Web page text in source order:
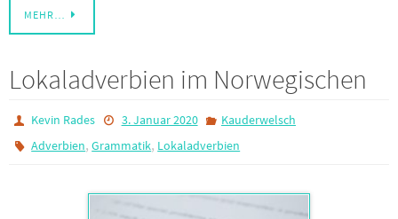
MEHR…
Lokaladverbien im Norwegischen
Kevin Rades 3. Januar 2020
Kauderwelsch
Adverbien,Grammatik, Lokaladverbien